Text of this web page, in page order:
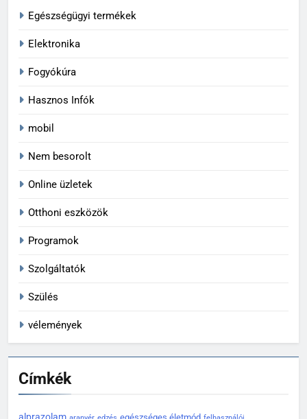
Egészségügyi termékek
Elektronika
Fogyókúra
Hasznos Infók
mobil
Nem besorolt
Online üzletek
Otthoni eszközök
Programok
Szolgáltatók
Szülés
vélemények
Címkék